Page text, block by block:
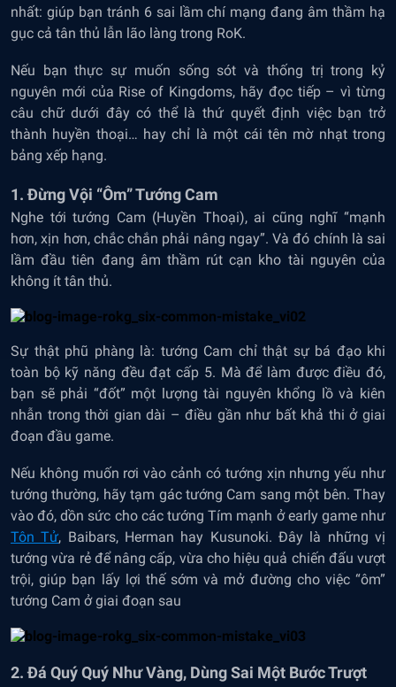
nhất: giúp bạn tránh 6 sai lầm chí mạng đang âm thầm hạ
gục cả tân thủ lẫn lão làng trong RoK.
Nếu bạn thực sự muốn sống sót và thống trị trong kỷ
nguyên mới của Rise of Kingdoms, hãy đọc tiếp – vì từng
câu chữ dưới đây có thể là thứ quyết định việc bạn trở
thành huyền thoại… hay chỉ là một cái tên mờ nhạt trong
bảng xếp hạng.
1. Đừng Vội “Ôm” Tướng Cam
Nghe tới tướng Cam (Huyền Thoại), ai cũng nghĩ “mạnh
hơn, xịn hơn, chắc chắn phải nâng ngay”. Và đó chính là sai
lầm đầu tiên đang âm thầm rút cạn kho tài nguyên của
không ít tân thủ.
Sự thật phũ phàng là: tướng Cam chỉ thật sự bá đạo khi
toàn bộ kỹ năng đều đạt cấp 5. Mà để làm được điều đó,
bạn sẽ phải “đốt” một lượng tài nguyên khổng lồ và kiên
nhẫn trong thời gian dài – điều gần như bất khả thi ở giai
đoạn đầu game.
Nếu không muốn rơi vào cảnh có tướng xịn nhưng yếu như
tướng thường, hãy tạm gác tướng Cam sang một bên. Thay
vào đó, dồn sức cho các tướng Tím mạnh ở early game như
Tôn Tử, Baibars, Herman hay Kusunoki. Đây là những vị
tướng vừa rẻ để nâng cấp, vừa cho hiệu quả chiến đấu vượt
trội, giúp bạn lấy lợi thế sớm và mở đường cho việc “ôm”
tướng Cam ở giai đoạn sau
2. Đá Quý Quý Như Vàng, Dùng Sai Một Bước Trượt